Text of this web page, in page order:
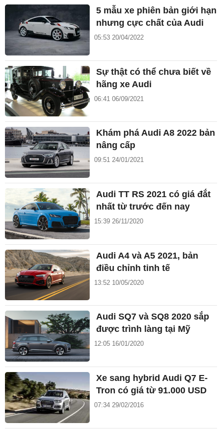
5 mẫu xe phiên bản giới hạn
nhưng cực chất của Audi
05:53 20/04/2022
Sự thật có thể chưa biết về
hãng xe Audi
06:41 06/09/2021
Khám phá Audi A8 2022 bản
nâng cấp
09:51 24/01/2021
Audi TT RS 2021 có giá đắt
nhất từ trước đến nay
15:39 26/11/2020
Audi A4 và A5 2021, bản
điều chỉnh tinh tế
13:52 10/05/2020
Audi SQ7 và SQ8 2020 sắp
được trình làng tại Mỹ
12:05 16/01/2020
Xe sang hybrid Audi Q7 E-
Tron có giá từ 91.000 USD
07:34 29/02/2016